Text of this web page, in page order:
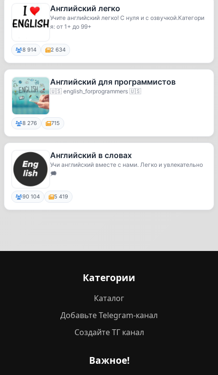
Английский легко
Учите английский легко! С нуля и с озвучкой.Категори
я: от 1+ до 99+
8 914 2 634
Английский для программистов
🇺🇸 english_forprogrammers 🇺🇸
8 276 715
Английский в словах
Учи английский вместе с нами. Легко и увлекательно
🗯
90 104 5 419
Категории
Каталог
Добавьте Telegram-канал
Создайте ТГ канал
Важное!